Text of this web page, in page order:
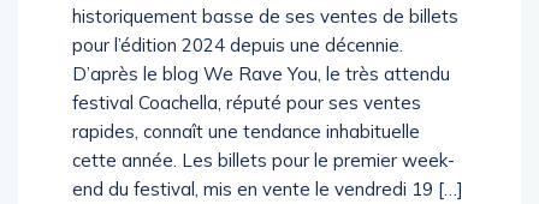
historiquement basse de ses ventes de billets
pour l’édition 2024 depuis une décennie.
D’après le blog We Rave You, le très attendu
festival Coachella, réputé pour ses ventes
rapides, connaît une tendance inhabituelle
cette année. Les billets pour le premier week-
end du festival, mis en vente le vendredi 19 […]